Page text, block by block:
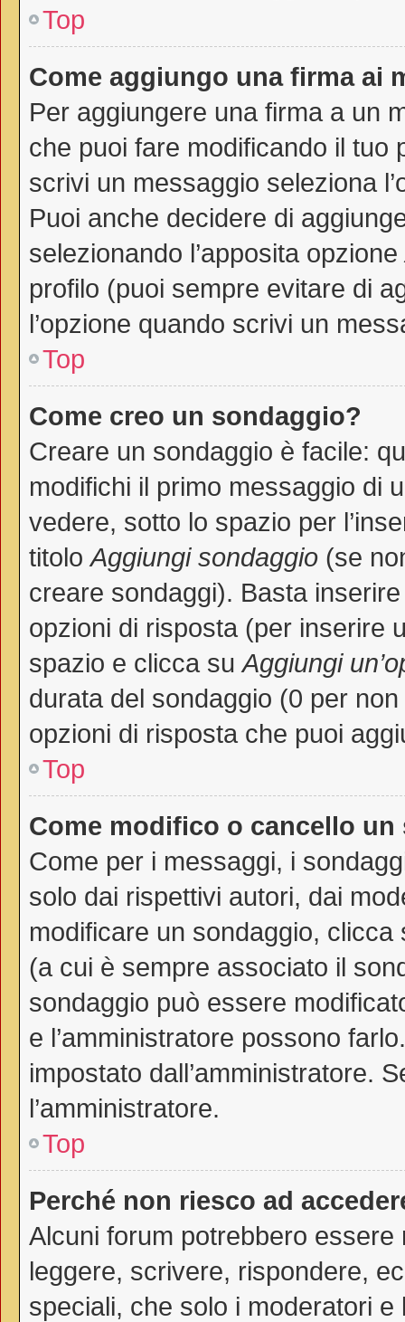
Top
Come aggiungo una firma ai
Per aggiungere una firma a un
che puoi fare modificando il tuo
scrivi un messaggio seleziona
Puoi anche decidere di
selezionando l’apposita opzione
profilo (puoi sempre evitare di
l’opzione quando scrivi un
Top
Come creo un sondaggio?
Creare un sondaggio è facile:
modifichi il primo messaggio di
vedere, sotto lo spazio per
titoloAggiungi sondaggio (se
creare sondaggi). Basta
opzioni di risposta (per inserire
spazio e clicca suAggiungi
durata del sondaggio (0 per
opzioni di risposta che puoi
Top
Come modifico o cancello
Come per i messaggi, i
solo dai rispettivi autori, dai
modificare un sondaggio,
(a cui è sempre associato il
sondaggio può essere
e l’amministratore possono
impostato dall’amministratore.
l’amministratore.
Top
Perché non riesco ad
Alcuni forum potrebbero
leggere, scrivere, rispondere,
speciali, che solo i moderatori